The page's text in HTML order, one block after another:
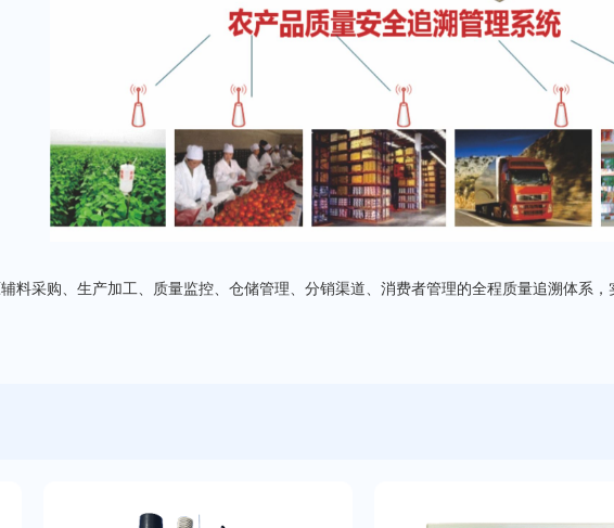
料采购、生产加工、质量监控、仓储管理、分销渠道、消费者管理的全程质量追溯体系